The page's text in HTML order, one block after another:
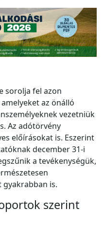
sorolja fel azon
az önálló
vezetniük
Az adótörvény
előírásokat is. Eszerint
december 31-i
a tevékenységük,
is.
szerint